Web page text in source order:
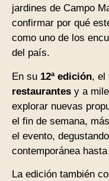
jardines de Campo
confirmar por qué
como uno de los
del país.
En su 12ª edición, el
restaurantes y a
explorar nuevas
el fin de semana,
el evento,
contemporánea
La edición también